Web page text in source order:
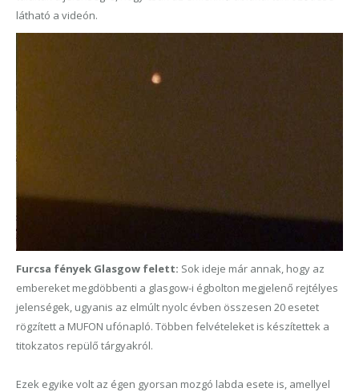
látható a videón.
Furcsa fények Glasgow felett: Sok ideje már annak, hogy az
embereket megdöbbenti a glasgow-i égbolton megjelenő rejtélyes
jelenségek, ugyanis az elmúlt nyolc évben összesen 20 esetet
rögzített a MUFON ufónapló. Többen felvételeket is készítettek a
titokzatos repülő tárgyakról.
Ezek egyike volt az égen gyorsan mozgó labda esete is, amellyel